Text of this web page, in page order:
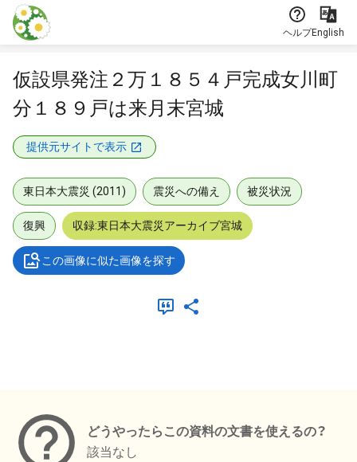
本文に飛ぶ
ヘルプEnglish
仮設県発注２万１８５４戸完成女川町
分１８９戸は来月末宮城
提供元サイトで表示
東日本大震災 (2011) 震災への備え 被災状況
復興 収録:東日本大震災アーカイブ宮城
この画像に似た画像を探す
どうやったらこの資料の文書を使えるの？
該当なし